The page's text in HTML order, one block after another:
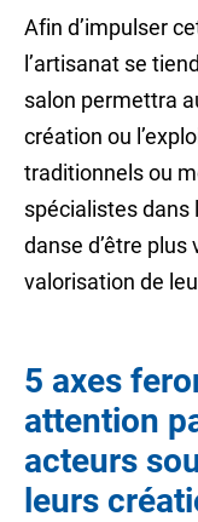
Afin d’impulser
l’artisanat se
salon permettra
création ou
traditionnels ou
spécialistes dans
danse d’être plus
valorisation de
5 axes
attention
acteurs
leurs